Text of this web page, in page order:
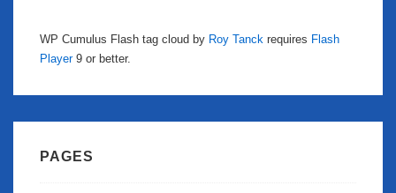
WP Cumulus Flash tag cloud by Roy Tanck requires Flash
Player9 or better.
PAGES